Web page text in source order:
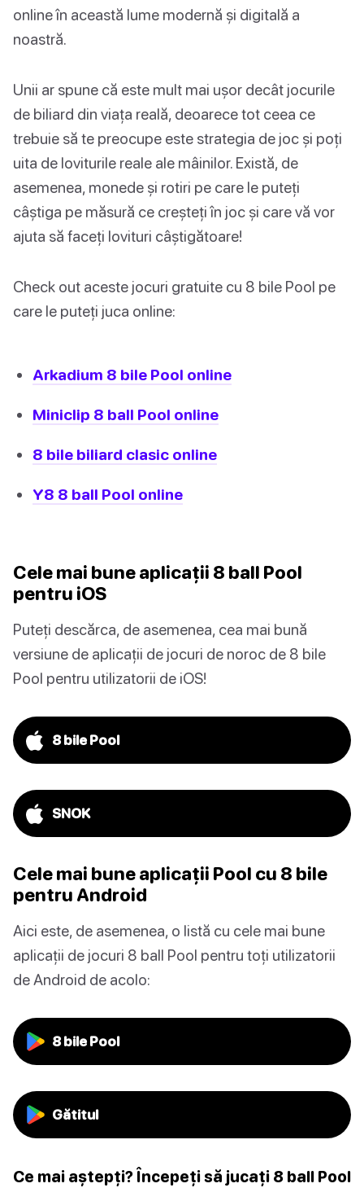
online în această lume modernă și digitală a
noastră.
Unii ar spune că este mult mai ușor decât jocurile
de biliard din viața reală, deoarece tot ceea ce
trebuie să te preocupe este strategia de joc și poți
uita de loviturile reale ale mâinilor. Există, de
asemenea, monede și rotiri pe care le puteți
câștiga pe măsură ce creșteți în joc și care vă vor
ajuta să faceți lovituri câștigătoare!
Check out aceste jocuri gratuite cu 8 bile Pool pe
care le puteți juca online:
Arkadium 8 bile Pool online
Miniclip 8 ball Pool online
8 bile biliard clasic online
Y8 8 ball Pool online
Cele mai bune aplicații 8 ball Pool
pentru iOS
Puteți descărca, de asemenea, cea mai bună
versiune de aplicații de jocuri de noroc de 8 bile
Pool pentru utilizatorii de iOS!
8 bile Pool
SNOK
Cele mai bune aplicații Pool cu 8 bile
pentru Android
Aici este, de asemenea, o listă cu cele mai bune
aplicații de jocuri 8 ball Pool pentru toți utilizatorii
de Android de acolo:
8 bile Pool
Gătitul
Ce mai aștepți? Începeți să jucați 8 ball Pool